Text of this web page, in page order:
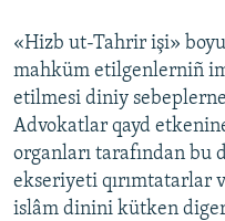
«Hizb ut-Tahrir işi»
mahküm etilgenlerniñ
etilmesi diniy
Advokatlar qayd
organları tarafından bu
ekseriyeti qırımtatarlar
islâm dinini kütken